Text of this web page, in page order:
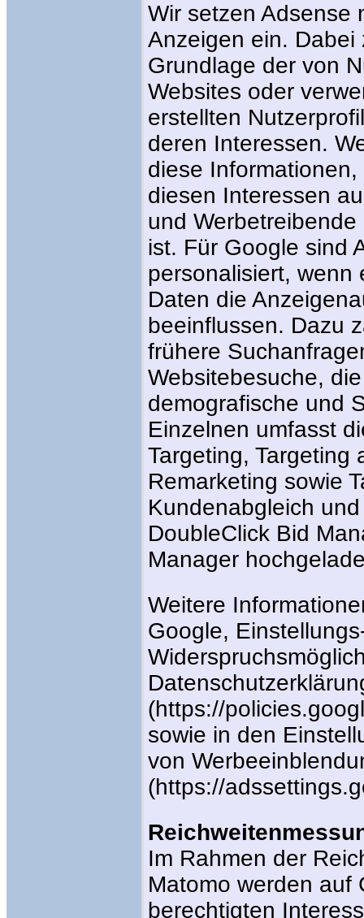
Wir setzen Adsense
Anzeigen ein. Dabei
Grundlage der von
Websites oder
erstellten
deren Interessen.
diese
diesen Interessen
und
ist. Für Google sind
personalisiert, wenn
Daten die
beeinflussen. Dazu
frühere
Websitebesuche,
demografische und
Einzelnen umfasst
Targeting, Targeting
Remarketing sowie
Kundenabgleich
DoubleClick Bid
Manager
Weitere
Google,
(https://
sowie in den
von
(https://
Im Rahmen der
Matomo werden auf
berechtigten